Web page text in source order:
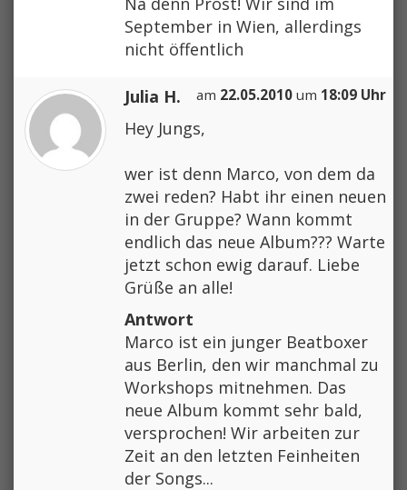
September in Wien, allerdings
nicht öffentlich
Julia H. am 22.05.2010 um 18:09 Uhr
Hey Jungs,
wer ist denn Marco, von dem da
zwei reden? Habt ihr einen neuen
in der Gruppe? Wann kommt
endlich das neue Album??? Warte
jetzt schon ewig darauf. Liebe
Grüße an alle!
Antwort
Marco ist ein junger Beatboxer
aus Berlin, den wir manchmal zu
Workshops mitnehmen. Das
neue Album kommt sehr bald,
versprochen! Wir arbeiten zur
Zeit an den letzten Feinheiten
der Songs...